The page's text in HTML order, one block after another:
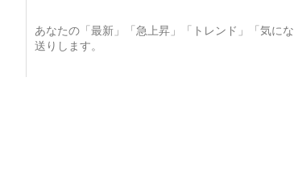
あなたの「最新」「急上昇」「トレンド」「気に
送りします。